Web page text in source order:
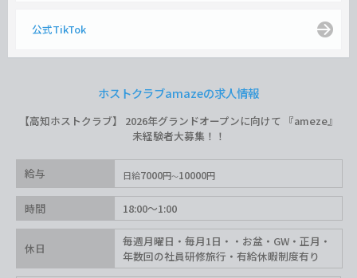
公式TikTok
ホストクラブamazeの求人情報
【高知ホストクラブ】 2026年グランドオープンに向けて 『ameze』
未経験者大募集！！
給与 日給7000円 10000円
時間 18:00〜1:00
休日
毎週月曜日・毎月1日・・お盆・GW・正月・
年数回の社員研修旅行・有給休暇制度有り